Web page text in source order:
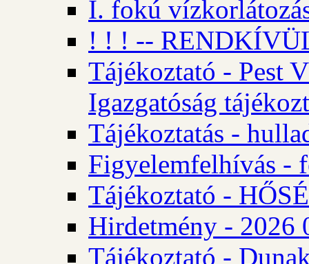
I. fokú
! ! ! --
Tájékoztató - Pest
Igazgatóság
Tájékoztatás -
Figyelemfelhívás -
Tájékoztató -
Hirdetmény - 2026
Tájékoztató -